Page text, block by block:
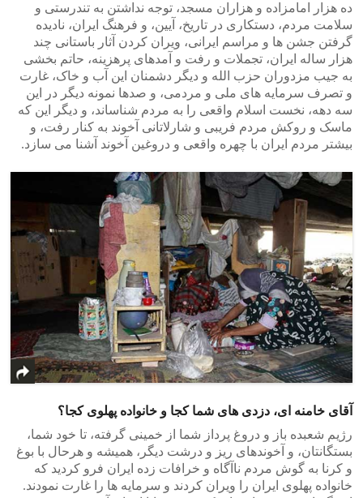
ده هزار امامزاده و هزاران مسجد، توجه نداشتن به تندرستی و
سلامت مردم، دستکاری در تاریخ، آیین، و فرهنگ ایران، نادیده
گرفتن جشن ها و مراسم ایرانی، ویران کردن آثار باستانی چند
هزار ساله ایران، تجملات و رفت و آمدهای پرهزینه، حاتم بخشی
به جیب مزدوران حزب الله و دیگر دشمنان این آب و خاک، غارت
و تصرف سرمایه های ملی و مردمی، و صدها نمونه دیگر در این
سه دهه، نخست اسلام واقعی را به مردم شناساند، و دیگر این که
ماسک و روکش مردم فریبی و شارلاتانی آخوند به کنار رفت، و
بیشتر مردم ایران با چهره واقعی و دروغین آخوند آشنا می سازد.
آقای خامنه ای، دزدی های شما کجا و خانواده پهلوی کجا؟
رژیم شعبده باز و دروغ پرداز شما از خمینی گرفته، تا خود شما،
بستگانتان، و آخوندهای ریز و درشت دیگر، همیشه و هرحال با بوغ
و کرنا به گوش مردم ناآگاه و خرافات زده ایران فرو کردید که
خانواده پهلوی ایران را ویران کردند و سرمایه ها را غارت نمودند.